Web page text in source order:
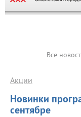
Все
Новинки
сентябре
Акции